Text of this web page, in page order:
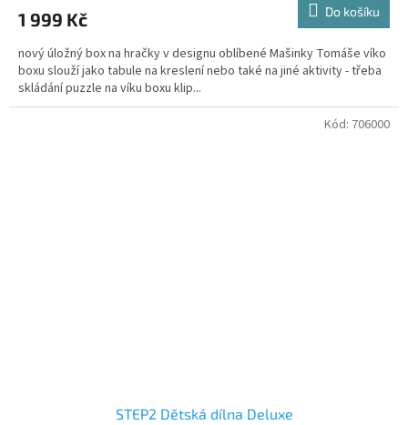
1 999 Kč Do košíku
nový úložný box na hračky v designu oblíbené Mašinky Tomáše víko
boxu slouží jako tabule na kreslení nebo také na jiné aktivity - třeba
skládání puzzle na víku boxu klip...
STEP2 Dětská dílna Deluxe
Kód: 706000